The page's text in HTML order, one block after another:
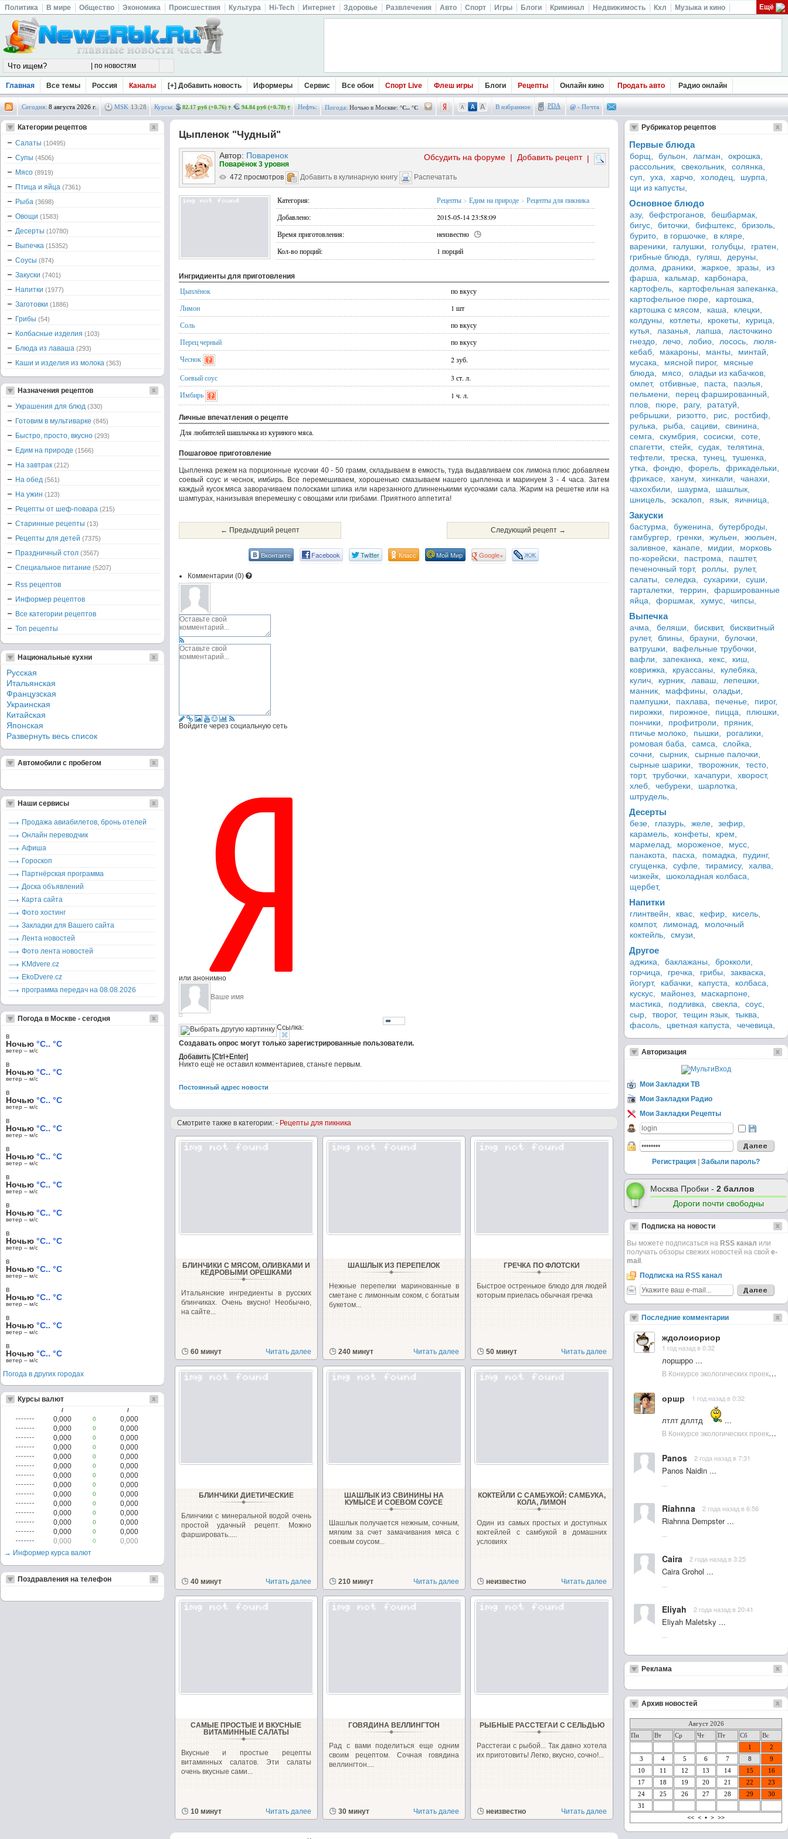
Политика В мире Общество Экономика Происшествия Культура Hi-Tech Интернет Здоровье Развлечения Авто Спорт Игры Блоги Криминал Недвижимость Кхл Музыка и кино Ещё
Главная Все темы Россия Каналы [+] Добавить новость Иформеры Сервис Все обои Спорт Live Флеш игры Блоги Рецепты Онлайн кино Продать авто Радио онлайн
Сегодня: 8 августа 2026 г. MSK 13:28 Курсы: 82.17 руб (+0.76) 94.84 руб (+0.78) Нефть: Погода: Ночью в Москве: °C.. °C В избранное PDA @ - Почта
Цыплeнок "Чудный"
Автор: Поваренок |
Добавить рецепт
|
Обсудить на форуме
Поварёнок 3 уровня
472 просмотров
Добавить в кулинарную книгу Распечатать
Категория: Рецепты > Едим на природе > Рецепты для пикника
Добавлено:
2015-05-14 23:58:09
Время приготовления:
неизвестно
Кол-во порций:
1 порций
Ингридиенты для приготовления
Цыплёнок
по вкусу
Лимон
1 шт
Соль
по вкусу
Перец черный
по вкусу
Чеснок
2 зуб.
Соевый соус
3 ст. л.
Имбирь
1 ч. л.
Личные впечатления о рецепте
Для любителей шашлычка из куриного мяса.
Пошаговое приготовление
Цыплeнка режем на порционные кусочки 40 - 50 грамм, складываем в eмкость, туда выдавливаем сок лимона плюс добавляем
соевый соус и чеснок, имбирь. Всe перемешиваем, хорошенько смазываем нашего цыплeнка и маринуем 3 - 4 часа. Затем
каждый кусок мяса заворачиваем полосками шпика или нарезанного длинненькими кусочками сала. Жарим на решeтке или на
шампурах, нанизывая вперемешку с овощами или грибами. Приятного аппетита!
← Предыдущий рецепт Следующий рецепт →
Вконтакте Facebook Twitter Класс Мой Мир Google+ ЖЖ
Комментарии (0)
Войдите через социальную сеть
или анонимно
Ссылка:
Создавать опрос могут только зарегистрированные пользователи.
Никто ещё не оставил комментариев, станьте первым.
Постоянный адрес новости
Смотрите также в категории: - Рецепты для пикника
БЛИНЧИКИ С МЯСОМ, ОЛИВКАМИ И
КЕДРОВЫМИ ОРЕШКАМИ
Итальянские ингредиенты в русских
блинчиках. Очень вкусно! Необычно,
на сайте...
60 минут Читать далее
ШАШЛЫК ИЗ ПЕРЕПЕЛОК
Нежные перепелки маринованные в
сметане с лимонным соком, с богатым
букетом...
240 минут Читать далее
ГРЕЧКА ПО ФЛОТСКИ
Быстрое остренькое блюдо для людей
которым приелась обычная гречка
50 минут Читать далее
БЛИНЧИКИ ДИЕТИЧЕСКИЕ
Блинчики с минеральной водой очень
простой удачный рецепт. Можно
фаршировать.....
40 минут Читать далее
ШАШЛЫК ИЗ СВИНИНЫ НА
КУМЫСЕ И СОЕВОМ СОУСЕ
Шашлык получается нежным, сочным,
мягким за счет замачивания мяса с
соевым соусом...
210 минут Читать далее
КОКТЕЙЛИ С САМБУКОЙ: САМБУКА,
КОЛА, ЛИМОН
Один из самых простых и доступных
коктейлей с самбукой в домашних
условиях
неизвестно Читать далее
САМЫЕ ПРОСТЫЕ И ВКУСНЫЕ
ВИТАМИННЫЕ САЛАТЫ
Вкусные и простые рецепты
витаминных салатов. Эти салаты
очень вкусные сами...
10 минут Читать далее
ГОВЯДИНА ВЕЛЛИНГТОН
Рад с вами поделиться еще одним
своим рецептом. Сочная говядина
веллингтон....
30 минут Читать далее
РЫБНЫЕ РАССТЕГАИ С СЕЛЬДЬЮ
Расстегаи с рыбой... Так давно хотела
их приготовить! Легко, вкусно, сочно!...
неизвестно Читать далее
Категории рецептов
Салаты (10495)
Супы (4506)
Мясо (8919)
Птица и яйца (7361)
Рыба (3698)
Овощи (1583)
Десерты (10780)
Выпечка (15352)
Соусы (874)
Закуски (7401)
Напитки (1977)
Заготовки (1886)
Грибы (54)
Колбасные изделия (103)
Блюда из лаваша (293)
Каши и изделия из молока (363)
Назначения рецептов
Украшения для блюд (330)
Готовим в мультиварке (845)
Быстро, просто, вкусно (293)
Едим на природе (1566)
На завтрак (212)
На обед (561)
На ужин (123)
Рецепты от шеф-повара (215)
Старинные рецепты (13)
Рецепты для детей (7375)
Праздничный стол (3567)
Специальное питание (5207)
Rss рецептов
Информер рецептов
Все категории рецептов
Топ рецепты
Национальные кухни
Русская
Итальянская
Французская
Украинская
Китайская
Японская
Развернуть весь список
Автомобили с пробегом
Наши сервисы
Продажа авиабилетов, бронь отелей
Онлайн переводчик
Афиша
Гороскоп
Партнёрская программа
Доска объявлений
Карта сайта
Фото хостинг
Закладки для Вашего сайта
Лента новостей
Фото лента новостей
KMdvere.cz
EkoDvere.cz
программа передач на 08.08.2026
Погода в Москве - сегодня
в
Ночью °C.. °C
ветер – м/c
в
Ночью °C.. °C
ветер – м/c
в
Ночью °C.. °C
ветер – м/c
в
Ночью °C.. °C
ветер – м/c
в
Ночью °C.. °C
ветер – м/c
в
Ночью °C.. °C
ветер – м/c
в
Ночью °C.. °C
ветер – м/c
в
Ночью °C.. °C
ветер – м/c
в
Ночью °C.. °C
ветер – м/c
в
Ночью °C.. °C
ветер – м/c
в
Ночью °C.. °C
ветер – м/c
в
Ночью °C.. °C
ветер – м/c
Погода в других городах
Курсы валют
/ /
0,000 0
0,000
0,000
0
0,000
0,000
0
0,000
0,000
0
0,000
0,000
0
0,000
0,000
0
0,000
0,000
0
0,000
0,000
0
0,000
0,000
0
0,000
0,000
0
0,000
0,000
0
0,000
0,000
0
0,000
0,000
0
0,000
0,000
0
0,000
→ Информер курса валют
Поздравления на телефон
Рубрикатор рецептов
Первые блюда
борщ, бульон, лагман,
окрошка,
рассольник,
свекольник,
солянка,
суп,
уха, харчо, холодец,
шурпа,
щи из капусты,
Основное блюдо
азу, бефстроганов,
бешбармак,
бигус,
биточки, бифштекс,
бризоль,
бурито,
в горшочке,
в кляре,
вареники,
галушки, голубцы,
гратен,
грибные блюда,
гуляш,
деруны,
долма,
драники, жаркое, зразы,
из
фарша,
кальмар,
карбонара,
картофель,
картофельная запеканка,
картофельное пюре,
картошка,
картошка с мясом,
каша,
клецки,
колдуны,
котлеты, крокеты,
курица,
кутья,
лазанья, лапша,
ласточкино
гнездо,
лечо, лобио, лосось,
люля-
кебаб,
макароны, манты,
минтай,
мусака,
мясной пирог,
мясные
блюда,
мясо,
оладьи из кабачков,
омлет,
отбивные, паста,
паэлья,
пельмени,
перец фаршированный,
плов,
пюре, рагу,
рататуй,
ребрышки,
ризотто, рис,
ростбиф,
рулька,
рыба, сациви,
свинина,
семга,
скумбрия, сосиски,
соте,
спагетти,
стейк, судак,
телятина,
тефтели,
треска, тунец,
тушенка,
утка,
фондю, форель,
фрикадельки,
фрикасе,
ханум, хинкали,
чанахи,
чахохбили,
шаурма,
шашлык,
шницель,
эскалоп, язык, яичница,
Закуски
бастурма, буженина,
бутерброды,
гамбургер,
гренки, жульен,
жюльен,
заливное,
канапе, мидии,
морковь
по-корейски,
пастрома,
паштет,
печеночный торт,
роллы,
рулет,
салаты,
селедка, сухарики,
суши,
тарталетки,
террин,
фаршированные
яйца,
форшмак, хумус, чипсы,
Выпечка
ачма, беляши, бисквит,
бисквитный
рулет,
блины, брауни,
булочки,
ватрушки,
вафельные трубочки,
вафли,
запеканка, кекс,
киш,
коврижка,
круассаны,
кулебяка,
кулич,
курник, лаваш,
лепешки,
манник,
маффины,
оладьи,
пампушки,
пахлава, печенье,
пирог,
пирожки,
пирожное, пицца,
плюшки,
пончики,
профитроли,
пряник,
птичье молоко,
пышки,
рогалики,
ромовая баба,
самса,
слойка,
сочни,
сырник,
сырные палочки,
сырные шарики,
творожник,
тесто,
торт,
трубочки, хачапури,
хворост,
хлеб,
чебуреки,
шарлотка,
штрудель,
Десерты
безе, глазурь, желе,
зефир,
карамель,
конфеты,
крем,
мармелад,
мороженое,
мусс,
панакота,
пасха, помадка,
пудинг,
сгущенка,
суфле, тирамису,
халва,
чизкейк,
шоколадная колбаса,
щербет,
Напитки
глинтвейн, квас, кефир,
кисель,
компот,
лимонад,
молочный
коктейль,
смузи,
Другое
аджика, баклажаны,
брокколи,
горчица,
гречка, грибы,
закваска,
йогурт,
кабачки, капуста,
колбаса,
кускус,
майонез,
маскарпоне,
мастика,
подливка, свекла,
соус,
сыр,
творог, тещин язык,
тыква,
фасоль,
цветная капуста, чечевица,
Авторизация
Мои Закладки ТВ
Мои Закладки Радио
Мои Закладки Рецепты
Регистрация Забыли пароль?
Москва Пробки - 2 баллов
Дороги почти свободны
Подписка на новости
Вы можете подписаться на RSS канал или
получать обзоры свежих новостей на свой e-
mail .
Подписка на RSS канал
Последние комментарии
ждолоиориор
1 год назад в 0:32
лоршрро ...
В Конкурсе экологических проектов в Подмосковье активно участвовала молодежь :: NewsRbk.ru...
оршр 1 год назад в 0:32
лтлт дллтд
...
В Конкурсе экологических проектов в Подмосковье активно участвовала молодежь :: NewsRbk.ru...
Panos 2 года назад в 7:31
Panos Naidin ...
Riahnna 2 года назад в 6:56
Riahnna Dempster ...
Caira 2 года назад в 3:25
Caira Grohol ...
Eliyah 2 года назад в 20:41
Eliyah Maletsky ...
Реклама
Архив новостей
Август 2026
Пн
Вт Ср Чт Пт Сб
Вс
1
2
3
4 5 6 7 8
9
10
11 12 13 14 15
16
17
18 19 20 21 22
23
24
25 26 27 28 29
30
31
<< < • > >>